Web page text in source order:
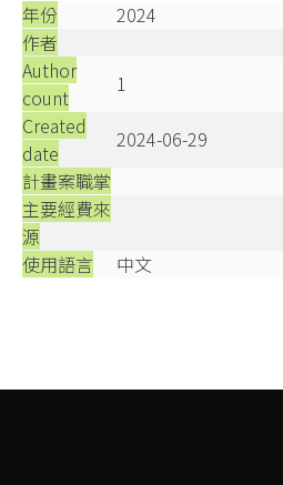
年份
2024
作者
Author
count
1
Created
date
2024-06-29
計畫案職掌
主要經費來
源
使用語言
中文